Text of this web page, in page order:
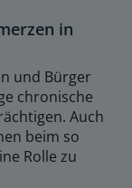
in
und Bürger
chronische
Auch
beim so
Rolle zu